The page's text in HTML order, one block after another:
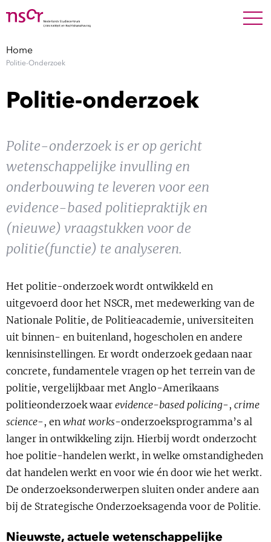
Medewerkers
Factsheets
Publicaties
Over NSCR
Contact
Uitgelicht
Cursus Show
BLOG
Podcast
Home
Politie-Onderzoek
Politie-onderzoek
Polite-onderzoek is er op gericht
wetenschappelijke invulling en
onderbouwing te leveren voor een
evidence-based politiepraktijk en
(nieuwe) vraagstukken voor de
politie(functie) te analyseren.
Het politie-onderzoek wordt ontwikkeld en
uitgevoerd door het NSCR, met medewerking van de
Nationale Politie, de Politieacademie, universiteiten
uit binnen- en buitenland, hogescholen en andere
kennisinstellingen. Er wordt onderzoek gedaan naar
concrete, fundamentele vragen op het terrein van de
politie, vergelijkbaar met Anglo-Amerikaans
politieonderzoek waar evidence-based policing-, crime
science-, en what works-onderzoeksprogramma’s al
langer in ontwikkeling zijn. Hierbij wordt onderzocht
hoe politie-handelen werkt, in welke omstandigheden
dat handelen werkt en voor wie én door wie het werkt.
De onderzoeksonderwerpen sluiten onder andere aan
bij de Strategische Onderzoeksagenda voor de Politie.
Nieuwste, actuele wetenschappelijke